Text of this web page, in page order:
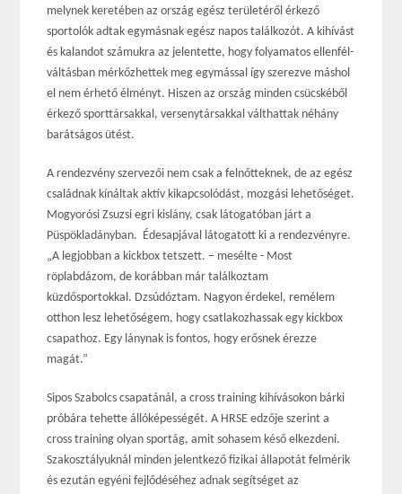
melynek keretében az ország egész területéről érkező
sportolók adtak egymásnak egész napos találkozót. A kihívást
és kalandot számukra az jelentette, hogy folyamatos ellenfél-
váltásban mérkőzhettek meg egymással így szerezve máshol
el nem érhető élményt. Hiszen az ország minden csücskéből
érkező sporttársakkal, versenytársakkal válthattak néhány
barátságos ütést.
A rendezvény szervezői nem csak a felnőtteknek, de az egész
családnak kínáltak aktív kikapcsolódást, mozgási lehetőséget.
Mogyorósi Zsuzsi egri kislány, csak látogatóban járt a
Püspökladányban. Édesapjával látogatott ki a rendezvényre.
„A legjobban a kickbox tetszett. – mesélte - Most
röplabdázom, de korábban már találkoztam
küzdősportokkal. Dzsúdóztam. Nagyon érdekel, remélem
otthon lesz lehetőségem, hogy csatlakozhassak egy kickbox
csapathoz. Egy lánynak is fontos, hogy erősnek érezze
magát.”
Sipos Szabolcs csapatánál, a cross training kihívásokon bárki
próbára tehette állóképességét. A HRSE edzője szerint a
cross training olyan sportág, amit sohasem késő elkezdeni.
Szakosztályuknál minden jelentkező fizikai állapotát felmérik
és ezután egyéni fejlődéséhez adnak segítséget az